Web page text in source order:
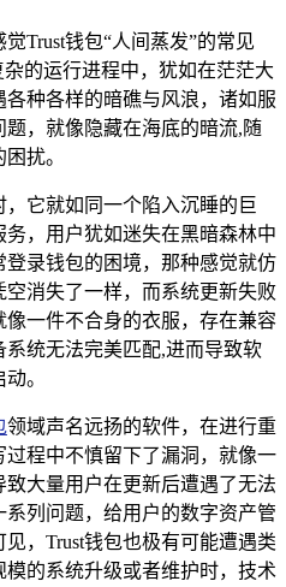
Trust钱包“人间蒸发”的常见
的运行进程中，犹如在茫茫大
种各样的暗礁与风浪，诸如服
，就像隐藏在海底的暗流,随
扰。
它就如同一个陷入沉睡的巨
，用户犹如迷失在黑暗森林中
录钱包的困境，那种感觉就仿
消失了一样，而系统更新失败
一件不合身的衣服，存在兼容
统无法完美匹配,进而导致软
。
领域声名远扬的软件，在进行重
程中不慎留下了漏洞，就像一
大量用户在更新后遭遇了无法
列问题，给用户的数字资产管
，Trust钱包也极有可能遭遇类
的系统升级或者维护时，技术